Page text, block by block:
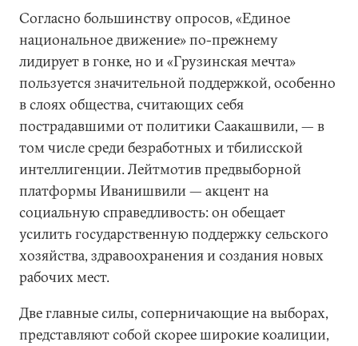
Согласно большинству опросов, «Единое
национальное движение» по-прежнему
лидирует в гонке, но и «Грузинская мечта»
пользуется значительной поддержкой, особенно
в слоях общества, считающих себя
пострадавшими от политики Саакашвили, — в
том числе среди безработных и тбилисской
интеллигенции. Лейтмотив предвыборной
платформы Иванишвили — акцент на
социальную справедливость: он обещает
усилить государственную поддержку сельского
хозяйства, здравоохранения и создания новых
рабочих мест.
Две главные силы, соперничающие на выборах,
представляют собой скорее широкие коалиции,